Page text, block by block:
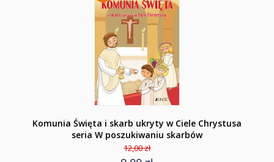
Komunia Święta i skarb ukryty w Ciele Chrystusa
seria W poszukiwaniu skarbów
12,00 zł